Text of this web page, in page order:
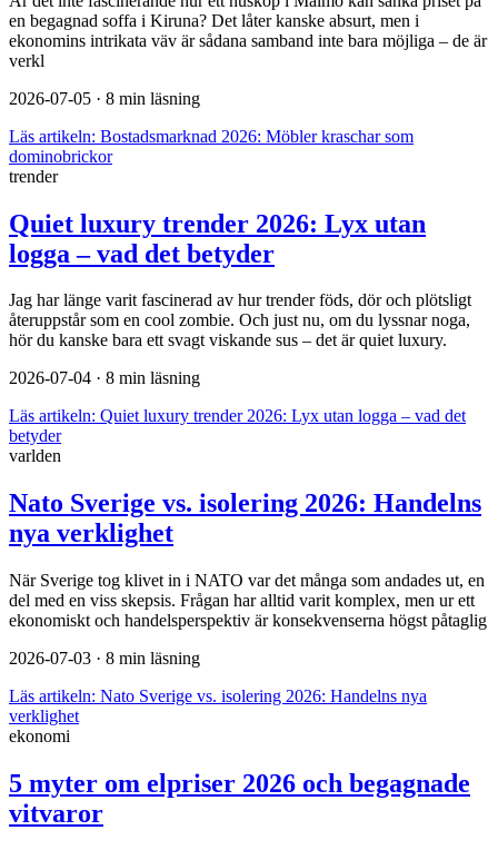
en begagnad soffa i Kiruna? Det låter kanske absurt, men i
ekonomins intrikata väv är sådana samband inte bara möjliga – de är
verkl
2026-07-05 · 8 min läsning
Läs artikeln: Bostadsmarknad 2026: Möbler kraschar som
dominobrickor
trender
Quiet luxury trender 2026: Lyx utan
logga – vad det betyder
Jag har länge varit fascinerad av hur trender föds, dör och plötsligt
återuppstår som en cool zombie. Och just nu, om du lyssnar noga,
hör du kanske bara ett svagt viskande sus – det är quiet luxury.
2026-07-04 · 8 min läsning
Läs artikeln: Quiet luxury trender 2026: Lyx utan logga – vad det
betyder
varlden
Nato Sverige vs. isolering 2026: Handelns
nya verklighet
När Sverige tog klivet in i NATO var det många som andades ut, en
del med en viss skepsis. Frågan har alltid varit komplex, men ur ett
ekonomiskt och handelsperspektiv är konsekvenserna högst påtaglig
2026-07-03 · 8 min läsning
Läs artikeln: Nato Sverige vs. isolering 2026: Handelns nya
verklighet
ekonomi
5 myter om elpriser 2026 och begagnade
vitvaror